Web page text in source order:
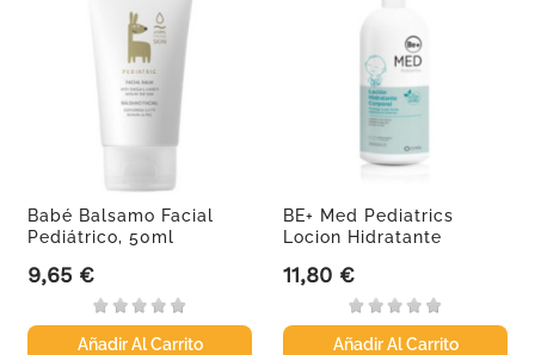
Babé Balsamo Facial
Pediátrico, 50ml
Precio
9,65 €
Añadir Al Carrito
BE+ Med Pediatrics
Locion Hidratante
Precio
11,80 €
Añadir Al Carrito